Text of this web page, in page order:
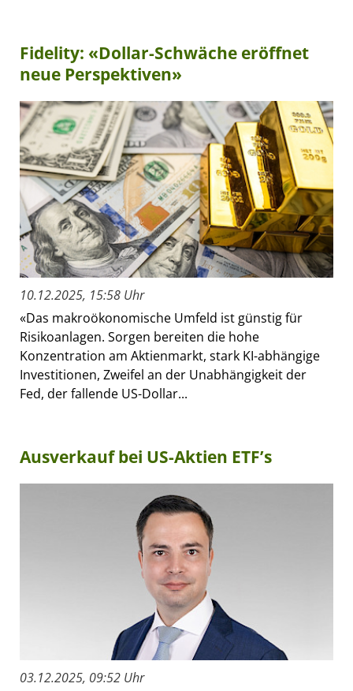
Fidelity: «Dollar-Schwäche eröffnet
neue Perspektiven»
10.12.2025, 15:58 Uhr
«Das makroökonomische Umfeld ist günstig für
Risikoanlagen. Sorgen bereiten die hohe
Konzentration am Aktienmarkt, stark KI-abhängige
Investitionen, Zweifel an der Unabhängigkeit der
Fed, der fallende US-Dollar...
Ausverkauf bei US-Aktien ETF’s
03.12.2025, 09:52 Uhr